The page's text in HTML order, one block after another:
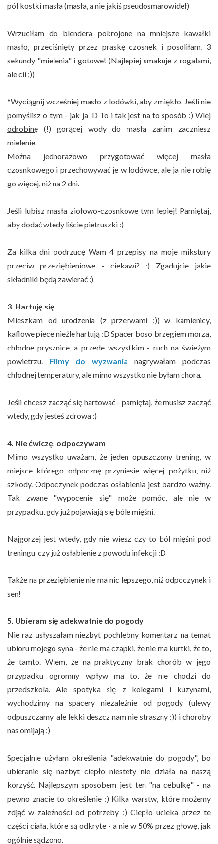
pół kostki masła (masła, a nie jakiś pseudosmarowideł)
Wrzuciłam do blendera pokrojone na mniejsze kawałki
masło, przeciśnięty przez praskę czosnek i posoliłam. 3
sekundy "mielenia" i gotowe! (Najlepiej smakuje z rogalami,
ale cii ;))
*Wyciągnij wcześniej masło z lodówki, aby zmiękło. Jeśli nie
pomyślisz o tym - jak ja :D To i tak jest na to sposób :) Wlej
odrobinę (!) gorącej wody do masła zanim zaczniesz
mielenie.
Można jednorazowo przygotować więcej masła
czosnkowego i przechowywać je w lodówce, ale ja nie robię
go więcej, niż na 2 dni.
Jeśli lubisz masła ziołowo-czosnkowe tym lepiej! Pamiętaj,
aby dodać wtedy liście pietruszki :)
Za kilka dni podrzucę Wam 4 przepisy na moje mikstury
przeciw przeziębieniowe - ciekawi? :) Zgadujcie jakie
składniki będą zawierać :)
3. Hartuję się
Mieszkam od urodzenia (z przerwami ;)) w kamienicy,
kaflowe piece nieźle hartują :D Spacer boso brzegiem morza,
chłodne prysznice, a przede wszystkim - ruch na świeżym
powietrzu. Filmy do wyzwania nagrywałam podczas
chłodnej temperatury, ale mimo wszystko nie byłam chora.
Jeśli chcesz zacząć się hartować - pamiętaj, że musisz zacząć
wtedy, gdy jesteś zdrowa :)
4. Nie ćwiczę, odpoczywam
Mimo wszystko uważam, że jeden opuszczony trening, w
miejsce którego odpocznę przyniesie więcej pożytku, niż
szkody. Odpoczynek podczas osłabienia jest bardzo ważny.
Tak zwane "wypocenie się" może pomóc, ale nie w
przypadku, gdy już pojawiają się bóle mięśni.
Najgorzej jest wtedy, gdy nie wiesz czy to ból mięśni pod
treningu, czy już osłabienie z powodu infekcji :D
Także na przeziębienie nie ma nic lepszego, niż odpoczynek i
sen!
5. Ubieram się adekwatnie do pogody
Nie raz usłyszałam niezbyt pochlebny komentarz na temat
ubioru mojego syna - że nie ma czapki, że nie ma kurtki, że to,
że tamto. Wiem, że na praktyczny brak chorób w jego
przypadku ogromny wpływ ma to, że nie chodzi do
przedszkola. Ale spotyka się z kolegami i kuzynami,
wychodzimy na spacery niezależnie od pogody (ulewy
odpuszczamy, ale lekki deszcz nam nie straszny :)) i choroby
nas omijają :)
Specjalnie użyłam określenia "adekwatnie do pogody", bo
ubieranie się nazbyt ciepło niestety nie działa na naszą
korzyść. Najlepszym sposobem jest ten "na cebulkę" - na
pewno znacie to określenie :) Kilka warstw, które możemy
zdjąć w zależności od potrzeby :) Ciepło ucieka przez te
części ciała, które są odkryte - a nie w 50% przez głowę, jak
ogólnie sądzono.